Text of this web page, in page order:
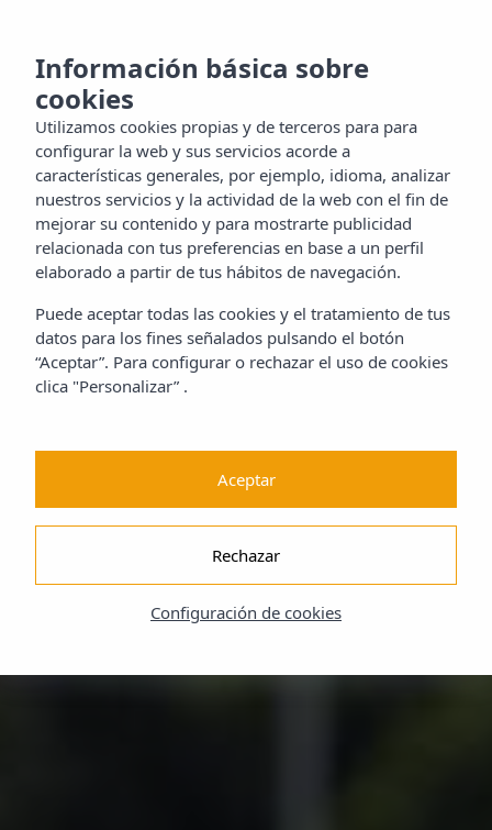
la
ES
Información básica sobre
cookies
Utilizamos cookies propias y de terceros para para
configurar la web y sus servicios acorde a
características generales, por ejemplo, idioma, analizar
nuestros servicios y la actividad de la web con el fin de
mejorar su contenido y para mostrarte publicidad
relacionada con tus preferencias en base a un perfil
elaborado a partir de tus hábitos de navegación.
Puede aceptar todas las cookies y el tratamiento de tus
datos para los fines señalados pulsando el botón
“Aceptar”. Para configurar o rechazar el uso de cookies
clica "Personalizar” .
Configuración de cookies
Rechazar
Aceptar